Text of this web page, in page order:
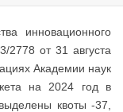
инновационного
2778 от 31 августа
Академии наук
на 2024 год в
квоты -37,